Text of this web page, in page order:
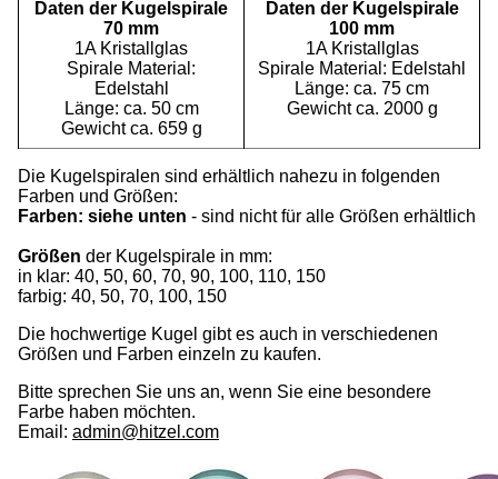
Daten der Kugelspirale
70 mm
1A Kristallglas
Spirale Material:
Edelstahl
Länge: ca. 50 cm
Gewicht ca. 659 g
Daten der Kugelspirale
100 mm
1A Kristallglas
Spirale Material: Edelstahl
Länge: ca. 75 cm
Gewicht ca. 2000 g
Die Kugelspiralen sind erhältlich nahezu in folgenden
Farben und Größen:
Farben: siehe unten - sind nicht für alle Größen erhältlich
Größen der Kugelspirale in mm:
in klar: 40, 50, 60, 70, 90, 100, 110, 150
farbig: 40, 50, 70, 100, 150
Die hochwertige Kugel gibt es auch in verschiedenen
Größen und Farben einzeln zu kaufen.
Bitte sprechen Sie uns an, wenn Sie eine besondere
Farbe haben möchten.
Email: admin@hitzel.com